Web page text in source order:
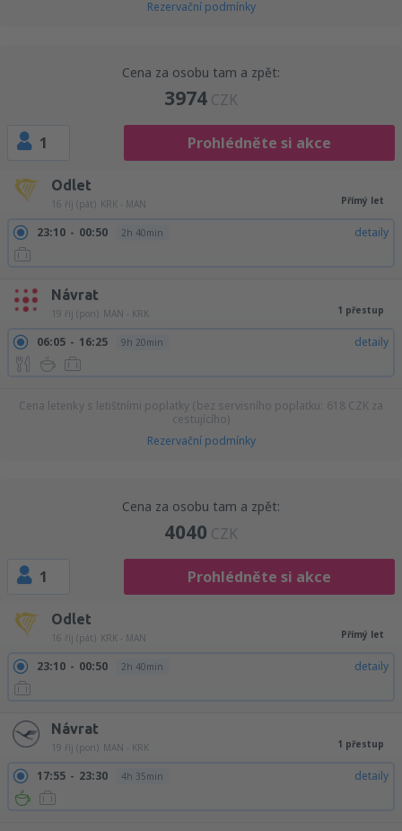
Rezervační podmínky
Cena za osobu tam a zpět:
3974 CZK
1 Prohlédněte si akce
Odlet
16 říj (pát) KRK - MAN Přímý let
23:10 00:50 2h 40min detaily
Návrat
19 říj (pon) MAN - KRK 1 přestup
06:05 16:25 9h 20min detaily
Cena letenky s letištními poplatky (bez servisního poplatku: 618 CZK za
cestujícího)
Rezervační podmínky
Cena za osobu tam a zpět:
4040 CZK
1 Prohlédněte si akce
Odlet
16 říj (pát) KRK - MAN Přímý let
23:10 00:50 2h 40min detaily
Návrat
19 říj (pon) MAN - KRK 1 přestup
17:55 23:30 4h 35min detaily